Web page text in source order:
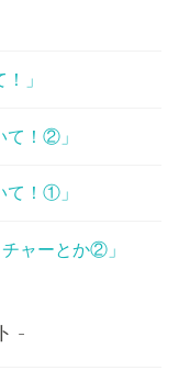
」
て！②」
て！①」
ャーとか②」